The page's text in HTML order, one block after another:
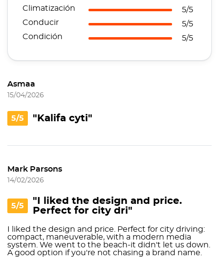
Climatización
5/5
Conducir
5/5
Condición
5/5
Asmaa
15/04/2026
5/5 "Kalifa cyti"
Mark Parsons
14/02/2026
5/5
"I liked the design and price.
Perfect for city dri"
I liked the design and price. Perfect for city driving:
compact, maneuverable, with a modern media
system. We went to the beach-it didn't let us down.
A good option if you're not chasing a brand name.